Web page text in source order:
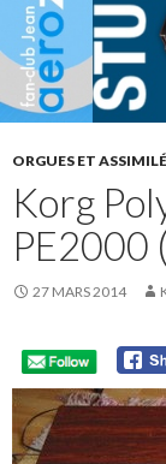
ORGUES ET
Korg
PE2000
27 MARS 2014